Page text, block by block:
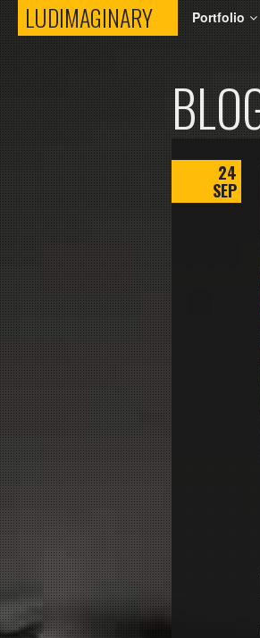
LUDIMAGINARY Portfolio
24
SEP